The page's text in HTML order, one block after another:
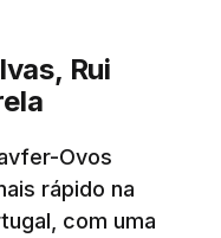
Rui
Ovos
rápido na
com uma